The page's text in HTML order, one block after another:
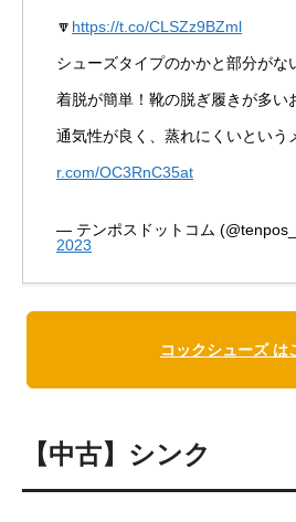
🔽 https://t.co/CLSZz9BZml
シューズタイプのかかと部分がな
着脱が簡単！靴の脱ぎ履きが多い
通気性が良く、蒸れにくいという
r.com/OC3RnC35at
— テンポスドットコム
2023
コックシューズ は
【中古】シンク